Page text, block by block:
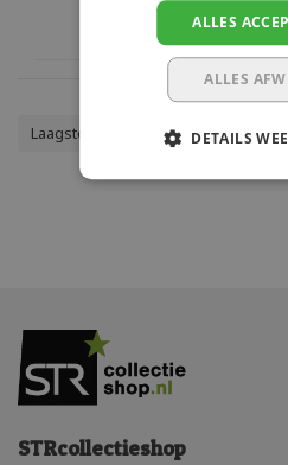
Ophalen of
Laagste prijs
STRcollectieshop
ALLES
ALLES
DETAILS